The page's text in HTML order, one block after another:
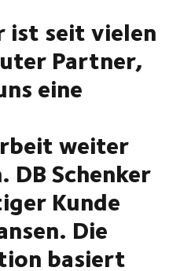
ist seit vielen
Partner,
eine
weiter
DB Schenker
Kunde
Die
basiert